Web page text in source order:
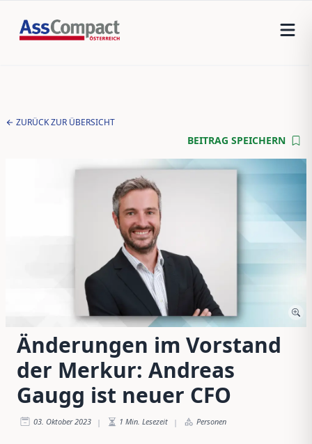
ZURÜCK ZUR ÜBERSICHT
BEITRAG SPEICHERN
Änderungen im Vorstand
der Merkur: Andreas
Gaugg ist neuer CFO
03. Oktober 2023 | 1 Min. Lesezeit | Personen